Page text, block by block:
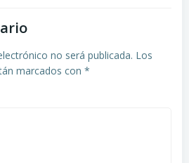
no será publicada. Los
marcados con *